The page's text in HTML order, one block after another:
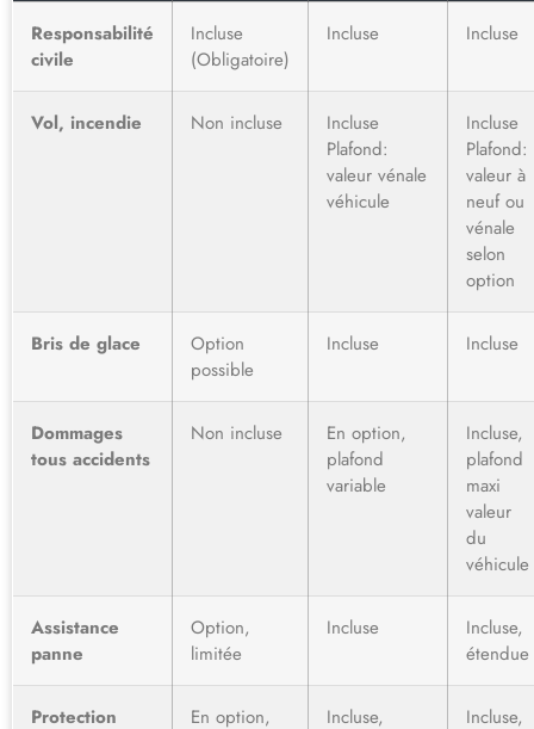
Responsabilité
civile
Incluse
(Obligatoire)
Incluse Incluse
Vol, incendie Non incluse
Incluse
Plafond:
valeur vénale
véhicule
Incluse
Plafond:
valeur à
neuf ou
vénale
selon
option
Bris de glace
Option
possible
Incluse Incluse
Dommages
tous accidents
Non incluse
En option,
plafond
variable
Incluse,
plafond
maxi
valeur
du
véhicule
Assistance
panne
Option,
limitée
Incluse
Incluse,
étendue
Protection En option, Incluse, Incluse,